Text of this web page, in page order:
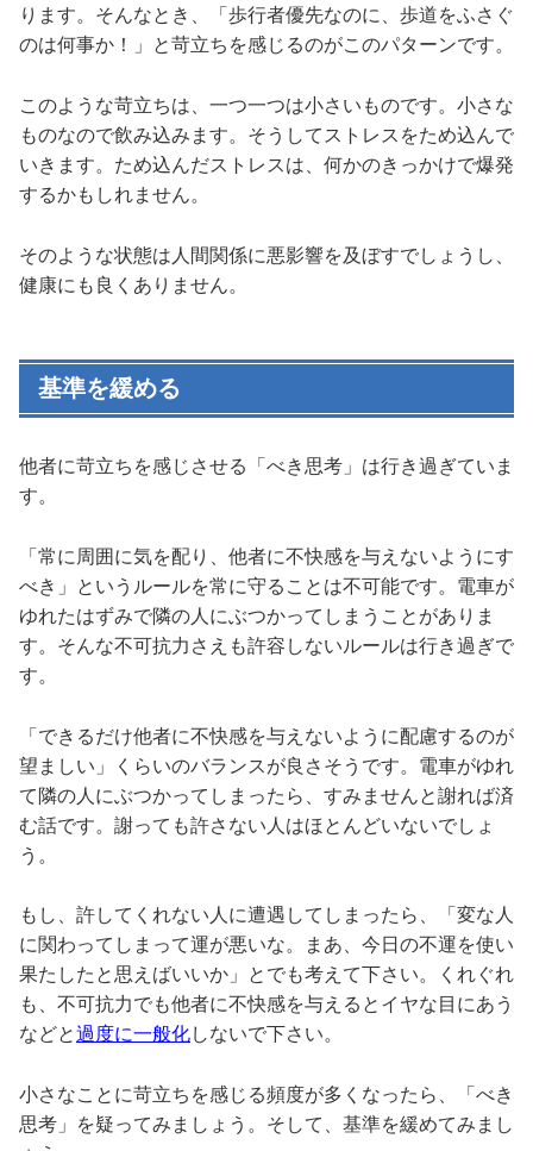
ります。そんなとき、「歩行者優先なのに、歩道をふさぐ
のは何事か！」と苛立ちを感じるのがこのパターンです。
このような苛立ちは、一つ一つは小さいものです。小さな
ものなので飲み込みます。そうしてストレスをため込んで
いきます。ため込んだストレスは、何かのきっかけで爆発
するかもしれません。
そのような状態は人間関係に悪影響を及ぼすでしょうし、
健康にも良くありません。
基準を緩める
他者に苛立ちを感じさせる「べき思考」は行き過ぎていま
す。
「常に周囲に気を配り、他者に不快感を与えないようにす
べき」というルールを常に守ることは不可能です。電車が
ゆれたはずみで隣の人にぶつかってしまうことがありま
す。そんな不可抗力さえも許容しないルールは行き過ぎで
す。
「できるだけ他者に不快感を与えないように配慮するのが
望ましい」くらいのバランスが良さそうです。電車がゆれ
て隣の人にぶつかってしまったら、すみませんと謝れば済
む話です。謝っても許さない人はほとんどいないでしょ
う。
もし、許してくれない人に遭遇してしまったら、「変な人
に関わってしまって運が悪いな。まあ、今日の不運を使い
果たしたと思えばいいか」とでも考えて下さい。くれぐれ
も、不可抗力でも他者に不快感を与えるとイヤな目にあう
などと過度に一般化しないで下さい。
小さなことに苛立ちを感じる頻度が多くなったら、「べき
思考」を疑ってみましょう。そして、基準を緩めてみまし